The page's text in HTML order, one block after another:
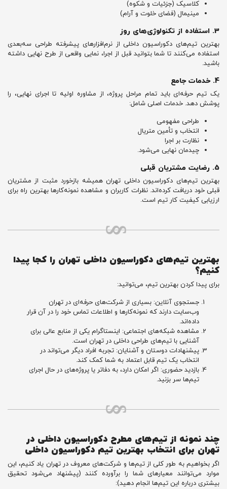
کلاسیک (جزئیات و شکوه)
مینیمال (فضای خلوت و آرام)
3. استفاده از تکنولوژی‌های روز
بهترین تیم‌های دکوراسیون داخلی از نرم‌افزارهای پیشرفته طراحی سه‌بعدی
استفاده می‌کنند تا شما بتوانید قبل از اجرا، نمایی واقعی از طرح نهایی داشته
باشید.
4. خدمات جامع
یک تیم حرفه‌ای باید تمام مراحل پروژه، از مشاوره اولیه تا اجرای نهایی، را
پوشش دهد. خدمات اصلی شامل:
طراحی مفهومی
انتخاب و تأمین متریال
نظارت بر اجرا
چیدمان نهایی می‌شود.
5. رضایت مشتریان قبلی
بهترین تیم‌های دکوراسیون داخلی تهران همیشه بازخورد مثبت از مشتریان
قبلی خود دریافت کرده‌اند. نظرات کاربران و مشاهده نمونه‌کارها بهترین راه برای
ارزیابی کیفیت کار تیم است.
بهترین تیم‌های دکوراسیون داخلی تهران را کجا پیدا
کنیم؟
برای پیدا کردن بهترین تیم، می‌توانید:
جستجوی آنلاین: بسیاری از شرکت‌های حرفه‌ای در تهران
وب‌سایت دارند که نمونه‌کارها و اطلاعات تماس خود را در آن قرار
داده‌اند.
مشاهده شبکه‌های اجتماعی: اینستاگرام یکی از منابع عالی برای
آشنایی با تیم‌های طراحی داخلی در تهران است.
پیشنهادات دوستان و آشنایان: تجربه افراد دیگر می‌تواند در
انتخاب یک تیم قابل اعتماد به شما کمک کند.
بازدید حضوری: اگر امکان دارد، به دفاتر یا پروژه‌های در حال اجرای
تیم‌ها سر بزنید.
چند نمونه از تیم‌های مطرح دکوراسیون داخلی در
تهران برای انتخاب بهترین تیم دکوراسیون داخلی
اگر بخواهیم به طور کلی از تیم‌ها و شرکت‌های معروف در تهران یاد کنیم، این
موارد می‌توانند معیارهای شما را برآورده کنند (پیشنهاد می‌شود تحقیق
بیشتری درباره این تیم‌ها انجام دهید):